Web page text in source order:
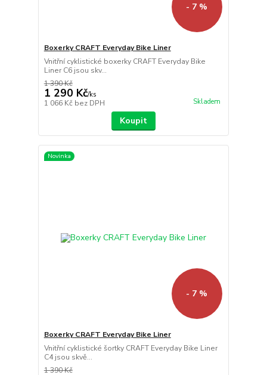
- 7 %
Boxerky CRAFT Everyday Bike Liner
Vnitřní cyklistické boxerky CRAFT Everyday Bike
Liner C6 jsou skv...
1 390 Kč
1 290 Kč/ks
1 066 Kč bez DPH Skladem
Koupit
Novinka
- 7 %
Boxerky CRAFT Everyday Bike Liner
Vnitřní cyklistické šortky CRAFT Everyday Bike Liner
C4 jsou skvě...
1 390 Kč